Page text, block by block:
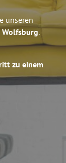
unseren
Wolfsburg.
zu einem